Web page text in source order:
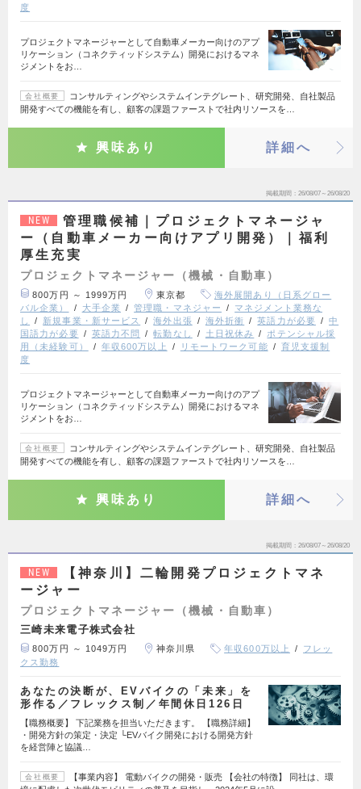
度
プロジェクトマネージャーとして自動車メーカー向けのアプ
リケーション（コネクティッドシステム）開発におけるマネ
ジメントをお…
会社概要
コンサルティングやシステムインテグレート、研究開発、自社製品
開発すべての機能を有し、顧客の課題ファーストで社内リソースを…
興味あり 詳細へ
掲載期間 26/08/07～26/08/20
NEW
管理職候補｜プロジェクトマネージャ
ー（自動車メーカー向けアプリ開発）｜福利
厚生充実
プロジェクトマネージャー（機械・自動車）
800万円 ～ 1999万円 東京都
海外展開あり（日系グロー
バル企業）
大手企業 管理職・マネジャー
マネジメント業務な
し
新規事業・新サービス 海外出張 海外折衝 英語力が必要
中
国語力が必要
英語力不問 転勤なし 土日祝休み
ポテンシャル採
用（未経験可）
年収600万以上 リモートワーク可能
育児支援制
度
プロジェクトマネージャーとして自動車メーカー向けのアプ
リケーション（コネクティッドシステム）開発におけるマネ
ジメントをお…
会社概要
コンサルティングやシステムインテグレート、研究開発、自社製品
開発すべての機能を有し、顧客の課題ファーストで社内リソースを…
興味あり 詳細へ
掲載期間 26/08/07～26/08/20
NEW
【神奈川】二輪開発プロジェクトマネ
ージャー
プロジェクトマネージャー（機械・自動車）
三崎未来電子株式会社
800万円 ～ 1049万円 神奈川県 年収600万以上
フレッ
クス勤務
あなたの決断が、EVバイクの「未来」を
形作る／フレックス制／年間休日126日
【職務概要】 下記業務を担当いただきます。 【職務詳細】
・開発方針の策定・決定 └EVバイク開発における開発方針
を経営陣と協議…
会社概要
【事業内容】 電動バイクの開発・販売 【会社の特徴】 同社は、環